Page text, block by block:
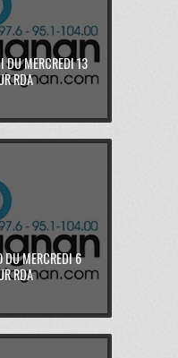
DU MERCREDI 13
RDA
MERCREDI 6
RDA